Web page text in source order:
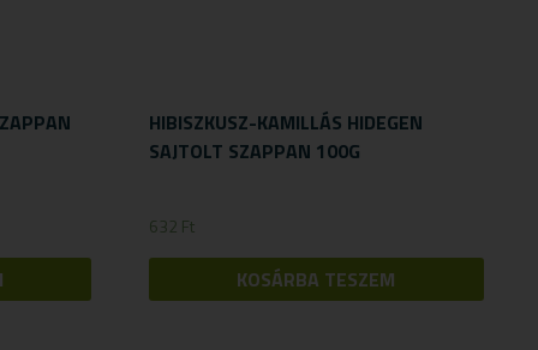
HIBISZKUSZ-KAMILLÁS HIDEGEN
SAJTOLT SZAPPAN 100G
632 Ft
KOSÁRBA TESZEM